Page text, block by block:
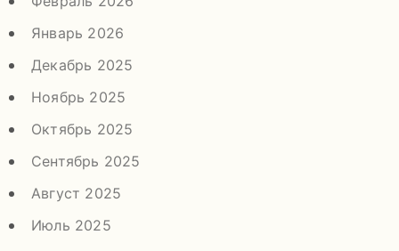
Январь 2026
Декабрь 2025
Ноябрь 2025
Октябрь 2025
Сентябрь 2025
Август 2025
Июль 2025